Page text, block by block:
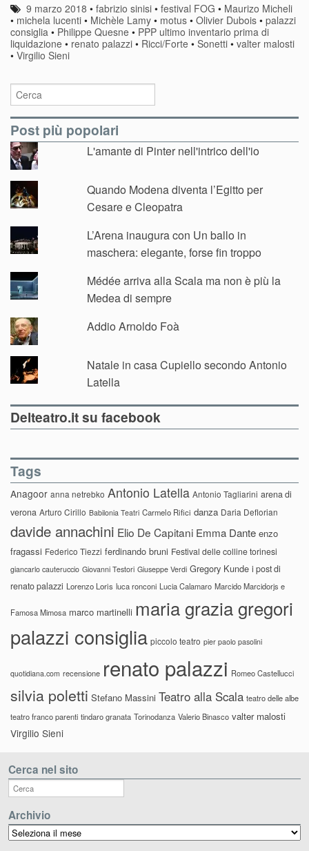
9 marzo 2018 •fabrizio sinisi •festival FOG • Maurizo Micheli
• michela lucenti • Michèle Lamy • motus • Olivier Dubois • palazzi
consiglia • Philippe Quesne • PPP ultimo inventario prima di
liquidazione • renato palazzi • Ricci/Forte • Sonetti • valter malosti
• Virgilio Sieni
Post più popolari
L'amante di Pinter nell'intrico dell'io
Quando Modena diventa l’Egitto per
Cesare e Cleopatra
L’Arena inaugura con Un ballo in
maschera: elegante, forse fin troppo
Médée arriva alla Scala ma non è più la
Medea di sempre
Addio Arnoldo Foà
Natale in casa Cupiello secondo Antonio
Latella
Delteatro.it su facebook
Tags
Anagoor anna netrebko Antonio Latella Antonio Tagliarini arena di
verona Arturo Cirillo Babilonia Teatri Carmelo Rifici danza Daria Deflorian
davide annachini Elio De Capitani Emma Dante enzo
fragassi Federico Tiezzi ferdinando bruni Festival delle colline torinesi
giancarlo cauteruccio Giovanni Testori Giuseppe Verdi Gregory Kunde i post di
renato palazzi Lorenzo Loris luca ronconi Lucia Calamaro Marcido Marcidorjs e
Famosa Mimosa marco martinelli maria grazia gregori
palazzi consiglia piccolo teatro pier paolo pasolini
quotidiana.com recensione renato palazzi Romeo Castellucci
silvia poletti Stefano Massini Teatro alla Scala teatro delle albe
teatro franco parenti tindaro granata Torinodanza Valerio Binasco valter malosti
Virgilio Sieni
Cerca nel sito
Archivio
Archivio